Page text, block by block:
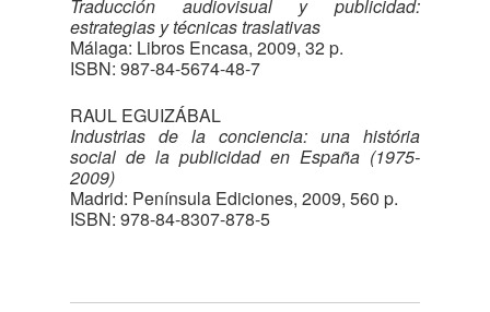
Traducción audiovisual y publicidad:
estrategias y técnicas traslativas
Málaga: Libros Encasa, 2009, 32 p.
ISBN: 987-84-5674-48-7
RAUL EGUIZÁBAL
Industrias de la conciencia: una história
social de la publicidad en España (1975-
2009)
Madrid: Península Ediciones, 2009, 560 p.
ISBN: 978-84-8307-878-5